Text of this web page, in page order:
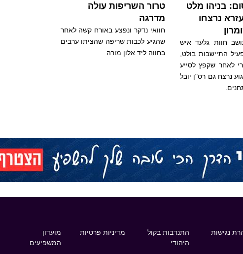
בניהו מלט
נרצחו
חוות גלעד איש
התיישבות בולט,
לאחר שקפץ לסייע
נרצח גם רס"ן יובל
טרור השריפות עולה
מדרגה
חוואי נדקר ונפצע באורח קשה לאחר
שהגיע לכבות שריפה שהציתו ערבים
בחווה ליד אלון מורה
נגישות
התנדבות בקול
היהודי
מדיניות פרטיות
מועדון
המשפיעים